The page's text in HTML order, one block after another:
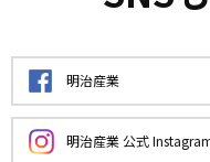
明治産業
明治産業 公式